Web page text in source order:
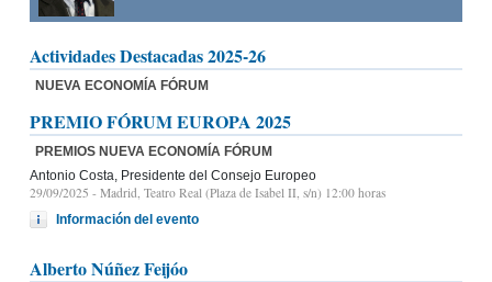
Actividades Destacadas 2025-26
NUEVA ECONOMÍA FÓRUM
PREMIO FÓRUM EUROPA 2025
PREMIOS NUEVA ECONOMÍA FÓRUM
Antonio Costa, Presidente del Consejo Europeo
29/09/2025 - Madrid, Teatro Real (Plaza de Isabel II, s/n) 12:00 horas
Información del evento
Alberto Núñez Feijóo